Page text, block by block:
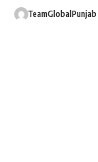
TeamGlobalPunjab